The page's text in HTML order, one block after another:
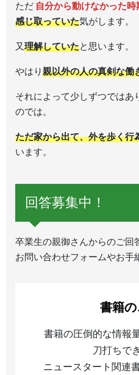
ただ 自分から動けなかった時
感じ取っていた気がします。
又理解していたと思います。
やはり親以外の人の真剣な働
それによって少しずつではあ
のでは。
ただ家から出て、外を歩く行
います。
回答募集中！
卒業生の親御さんからのご回
お問い合わせフォームやお手
書籍
書籍の圧倒的な情報
刀打ちで
ニュースタート関連